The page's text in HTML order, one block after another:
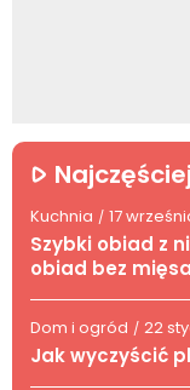
Kuchnia / 17
Szybki obiad z
obiad bez mięsa
Dom i ogród / 22
Jak wyczyścić